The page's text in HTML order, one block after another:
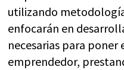
utilizando
enfocarán en
necesarias para
emprendedor,